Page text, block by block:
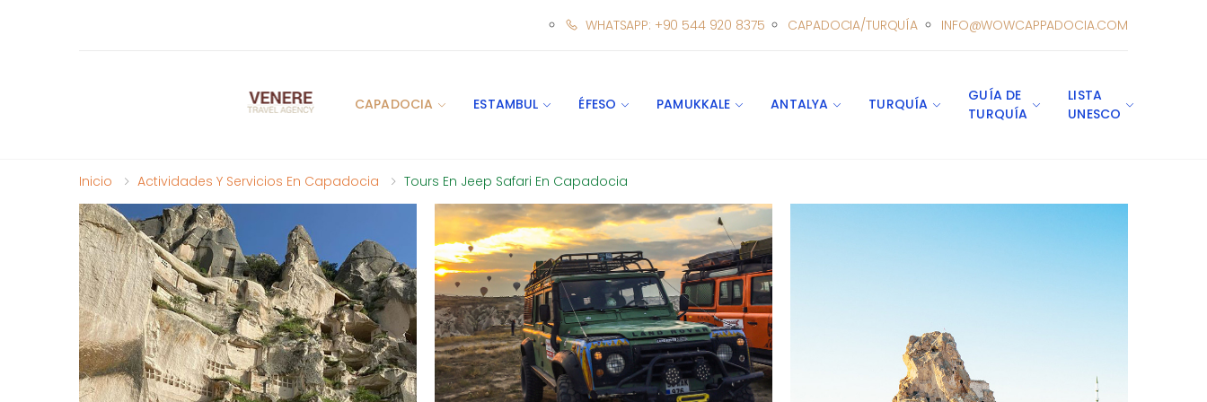
WHATSAPP: +90 544 920 8375 CAPADOCIA/TURQUÍA INFO@WOWCAPPADOCIA.COM
CAPADOCIA ESTAMBUL ÉFESO PAMUKKALE ANTALYA TURQUÍA
GUÍA DE
TURQUÍA
LISTA
UNESCO
Inicio Actividades Y Servicios En Capadocia Tours En Jeep Safari En Capadocia